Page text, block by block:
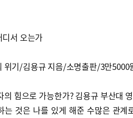
디서 오는가
위기/김용규 지음/소명출판/3만5000
의 힘으로 가능한가? 김용규 부산대
는 것은 나를 있게 해준 수많은 관계